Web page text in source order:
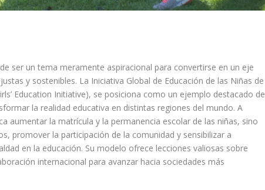
ser un tema meramente aspiracional para convertirse en un eje
y sostenibles. La Iniciativa Global de Educación de las Niñas de
Education Initiative), se posiciona como un ejemplo destacado de
la realidad educativa en distintas regiones del mundo. A
aumentar la matrícula y la permanencia escolar de las niñas, sino
promover la participación de la comunidad y sensibilizar a
en la educación. Su modelo ofrece lecciones valiosas sobre
internacional para avanzar hacia sociedades más